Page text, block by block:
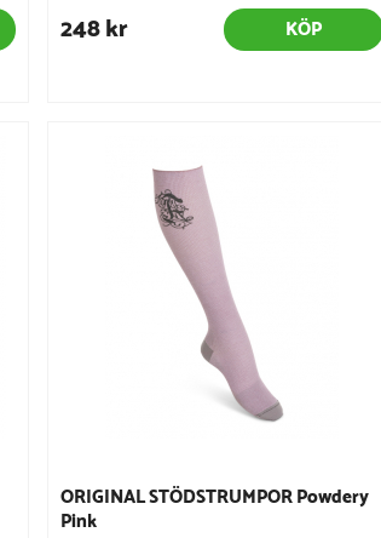
248 kr KÖP
ORIGINAL STÖDSTRUMPOR Powdery
Pink